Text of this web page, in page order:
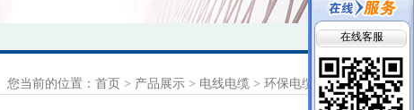
您当前的位置： 首页 > 产品展示 > 电线电缆 > 环保电缆
在线客服